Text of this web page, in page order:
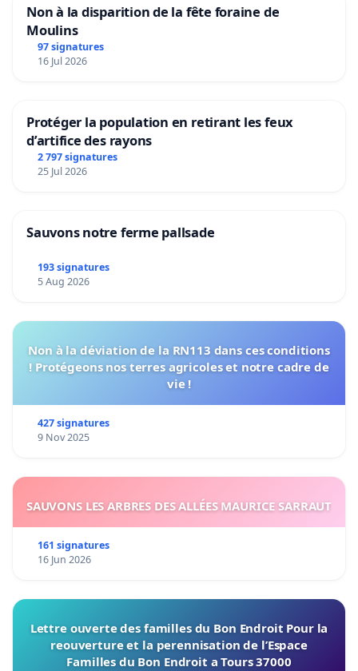
Non à la disparition de la fête foraine de
Moulins
97 signatures
16 Jul 2026
Protéger la population en retirant les feux
d’artifice des rayons
2 797 signatures
25 Jul 2026
Sauvons notre ferme pallsade
193 signatures
5 Aug 2026
Non à la déviation de la RN113 dans ces conditions
! Protégeons nos terres agricoles et notre cadre de
vie !
427 signatures
9 Nov 2025
SAUVONS LES ARBRES DES ALLÉES MAURICE SARRAUT
161 signatures
16 Jun 2026
Lettre ouverte des familles du Bon Endroit Pour la
reouverture et la perennisation de l’Espace
Familles du Bon Endroit a Tours 37000